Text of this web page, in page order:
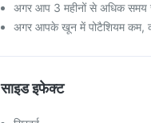
अगर आप 3 महीनों से अधिक समय
अगर आपके खून में पोटैशियम कम,
साइड इफेक्ट